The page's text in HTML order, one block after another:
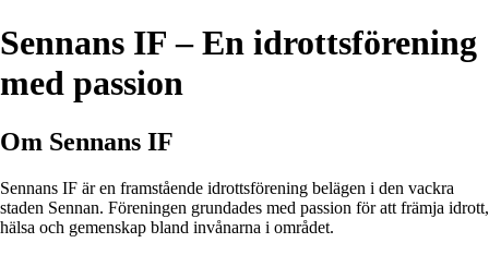
Sennans IF – En idrottsförening
med passion
Om Sennans IF
Sennans IF är en framstående idrottsförening belägen i den vackra
staden Sennan. Föreningen grundades med passion för att främja idrott,
hälsa och gemenskap bland invånarna i området.